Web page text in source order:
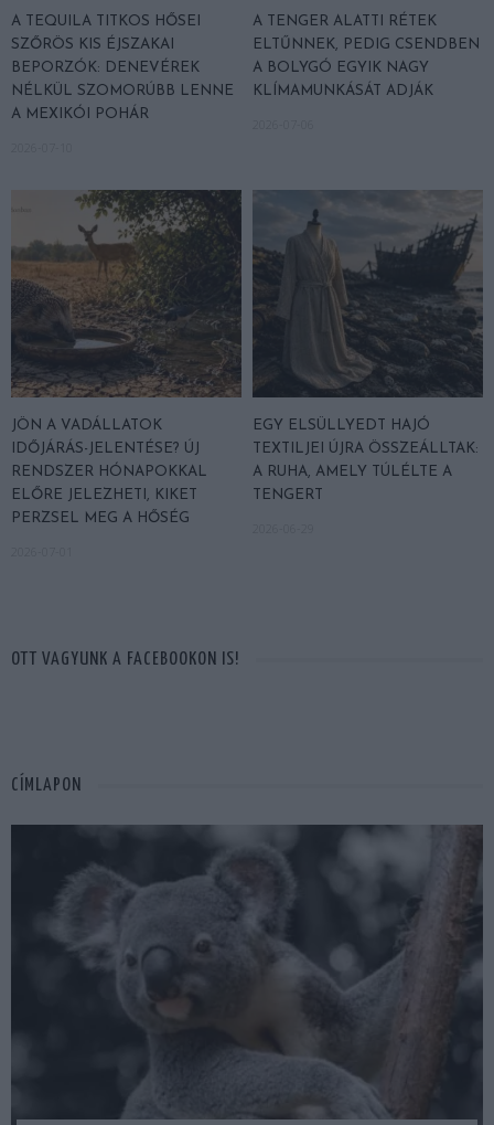
A TEQUILA TITKOS HŐSEI
SZŐRÖS KIS ÉJSZAKAI
BEPORZÓK: DENEVÉREK
NÉLKÜL SZOMORÚBB LENNE
A MEXIKÓI POHÁR
A TENGER ALATTI RÉTEK
ELTŰNNEK, PEDIG CSENDBEN
A BOLYGÓ EGYIK NAGY
KLÍMAMUNKÁSÁT ADJÁK
JÖN A VADÁLLATOK
IDŐJÁRÁS-JELENTÉSE? ÚJ
RENDSZER HÓNAPOKKAL
ELŐRE JELEZHETI, KIKET
PERZSEL MEG A HŐSÉG
EGY ELSÜLLYEDT HAJÓ
TEXTILJEI ÚJRA ÖSSZEÁLLTAK:
A RUHA, AMELY TÚLÉLTE A
TENGERT
OTT VAGYUNK A FACEBOOKON IS!
CÍMLAPON